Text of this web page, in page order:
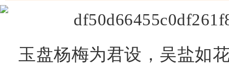
玉盘杨梅为君设，吴盐如